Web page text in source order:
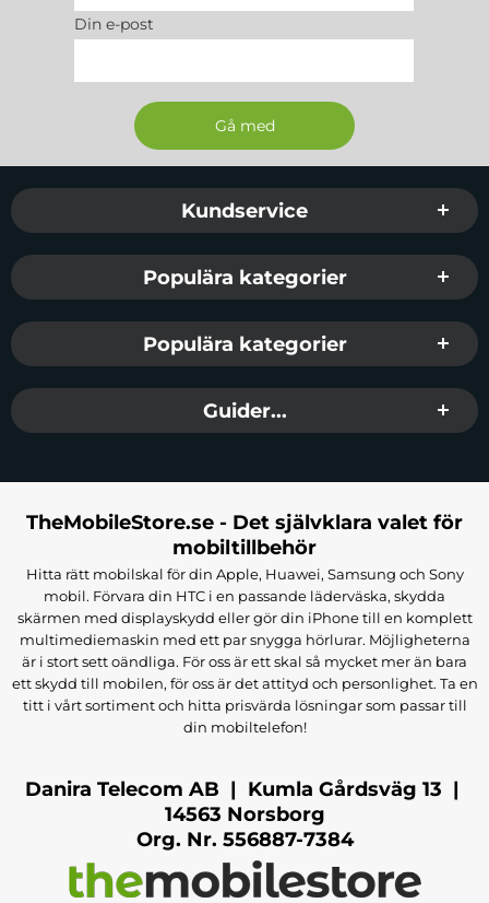
Din e-post
Sidfot Blandad info och länkar
Kundservice
Populära kategorier
Populära kategorier
Guider...
TheMobileStore.se - Det självklara valet för
mobiltillbehör
Hitta rätt mobilskal för din Apple, Huawei, Samsung och Sony
mobil. Förvara din HTC i en passande läderväska, skydda
skärmen med displayskydd eller gör din iPhone till en komplett
multimediemaskin med ett par snygga hörlurar. Möjligheterna
är i stort sett oändliga. För oss är ett skal så mycket mer än bara
ett skydd till mobilen, för oss är det attityd och personlighet. Ta en
titt i vårt sortiment och hitta prisvärda lösningar som passar till
din mobiltelefon!
Danira Telecom AB | Kumla Gårdsväg 13 |
14563 Norsborg
Org. Nr. 556887-7384